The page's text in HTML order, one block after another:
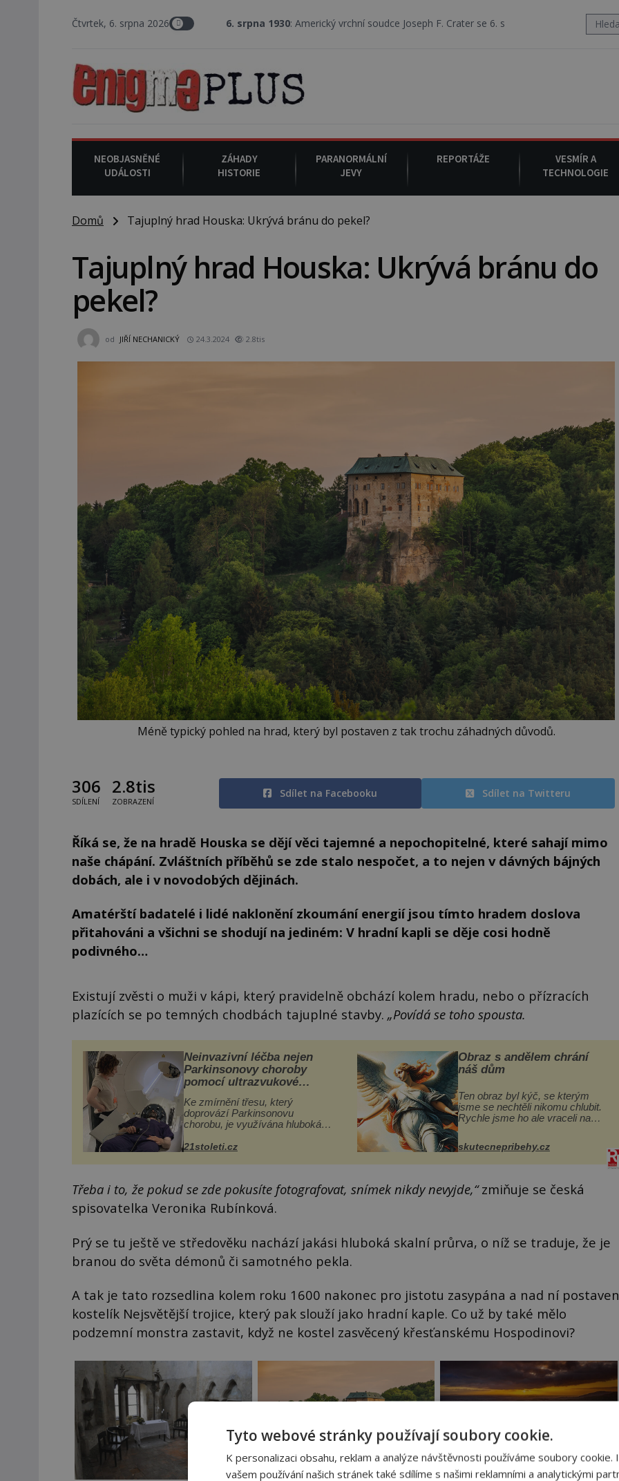
Čtvrtek, 6. srpna 20266. srpna 1930 : Americký vrchní soudce Joseph F. Crater se 6. srpna 1930 navečeří ve své oblíbené
NEOBJASNĚNÉ
UDÁLOSTI
ZÁHADY
HISTORIE
PARANORMÁLNÍ
JEVY
REPORTÁŽE
VESMÍR A
TECHNOLOGIE
Domů Tajuplný hrad Houska: Ukrývá bránu do pekel?
Tajuplný hrad Houska: Ukrývá bránu do
pekel?
od JIŘÍ NECHANICKÝ 24.3.2024 2.8tis
Méně typický pohled na hrad, který byl postaven z tak trochu záhadných důvodů.
306
SDÍLENÍ
2.8tis
ZOBRAZENÍ
Sdílet na Facebooku Sdílet na Twitteru
Říká se, že na hradě Houska se dějí věci tajemné a nepochopitelné, které sahají mimo
naše chápání. Zvláštních příběhů se zde stalo nespočet, a to nejen v dávných bájných
dobách, ale i v novodobých dějinách.
Amatérští badatelé i lidé naklonění zkoumání energií jsou tímto hradem doslova
přitahováni a všichni se shodují na jediném: V hradní kapli se děje cosi hodně
podivného…
Existují zvěsti o muži v kápi, který pravidelně obchází kolem hradu, nebo o přízracích
plazících se po temných chodbách tajuplné stavby. „Povídá se toho spousta.
Neinvazivní léčba nejen
Parkinsonovy choroby
pomocí ultrazvukové
Ke zmírnění třesu, který
doprovází Parkinsonovu
chorobu, je využívána hluboká
vyžaduje vysoce invazivní
vhodný k dostatečně přesnému
21stoleti.cz
Obraz s andělem chrání
náš dům
Ten obraz byl kýč, se kterým
jsme se nechtěli nikomu chlubit.
Rychle jsme ho ale vraceli na
domek na severu Čech, kde
jsme si naplánova...
skutecnepribehy.cz
Třeba i to, že pokud se zde pokusíte fotografovat, snímek nikdy nevyjde,“zmiňuje se česká
spisovatelka Veronika Rubínková.
Prý se tu ještě ve středověku nachází jakási hluboká skalní průrva, o níž se traduje, že je
branou do světa démonů či samotného pekla.
A tak je tato rozsedlina kolem roku 1600 nakonec pro jistotu zasypána a nad ní postaven
kostelík Nejsvětější trojice, který pak slouží jako hradní kaple. Co už by také mělo
podzemní monstra zastavit, když ne kostel zasvěcený křesťanskému Hospodinovi?
Tyto webové stránky používají soubory cookie.
K personalizaci obsahu, reklam a analýze návštěvnosti používáme soubory cookie.
vašem používání našich stránek také sdílíme s našimi reklamními a analytickými